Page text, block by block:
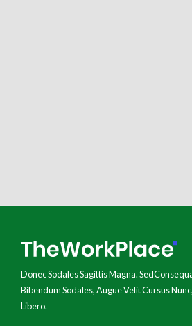
Donec Sodales Sagittis Magna.
Bibendum Sodales, Augue Velit Cursus
Libero.